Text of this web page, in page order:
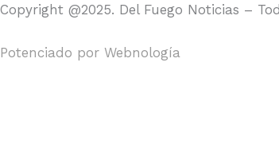
Copyright @2025. Del Fuego Noticias –
Potenciado por Webnología